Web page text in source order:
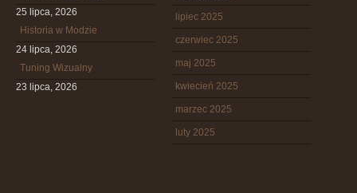
25 lipca, 2026
Historia w Modzie
24 lipca, 2026
Tuning Wizualny
23 lipca, 2026
lipiec 2025
czerwiec 2025
maj 2025
kwiecień 2025
marzec 2025
luty 2025